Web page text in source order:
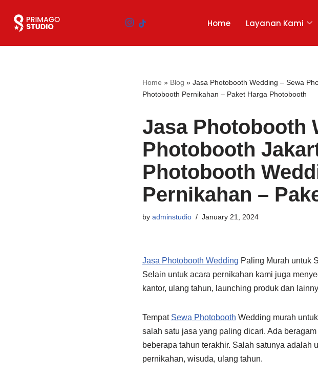
Skip
Home Layanan Kami
Home » Blog » Jasa Photobooth Wedding – Sewa
Photobooth Pernikahan – Paket Harga Photobooth
Jasa Photobooth
Photobooth
Photobooth
Pernikahan –
by adminstudio January 21, 2024
Jasa Photobooth Wedding Paling Murah untuk
Selain untuk acara pernikahan kami juga
kantor, ulang tahun, launching produk dan
Tempat Sewa Photobooth Wedding murah
salah satu jasa yang paling dicari. Ada
beberapa tahun terakhir. Salah satunya adalah
pernikahan, wisuda, ulang tahun.